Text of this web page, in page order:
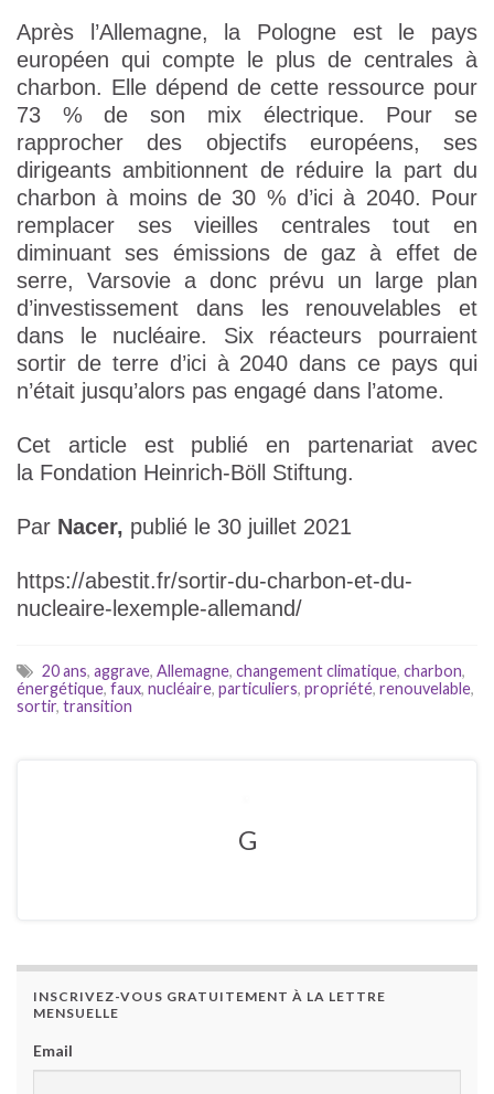
Après l’Allemagne, la Pologne est le pays
européen qui compte le plus de centrales à
charbon. Elle dépend de cette ressource pour
73 % de son mix électrique. Pour se
rapprocher des objectifs européens, ses
dirigeants ambitionnent de réduire la part du
charbon à moins de 30 % d’ici à 2040. Pour
remplacer ses vieilles centrales tout en
diminuant ses émissions de gaz à effet de
serre, Varsovie a donc prévu un large plan
d’investissement dans les renouvelables et
dans le nucléaire. Six réacteurs pourraient
sortir de terre d’ici à 2040 dans ce pays qui
n’était jusqu’alors pas engagé dans l’atome.
Cet article est publié en partenariat avec
la Fondation Heinrich-Böll Stiftung.
Par Nacer, publié le 30 juillet 2021
https://abestit.fr/sortir-du-charbon-et-du-
nucleaire-lexemple-allemand/
20 ans, aggrave, Allemagne, changement climatique, charbon,
énergétique, faux, nucléaire, particuliers, propriété, renouvelable,
sortir, transition
G
INSCRIVEZ-VOUS GRATUITEMENT À LA LETTRE
MENSUELLE
Email